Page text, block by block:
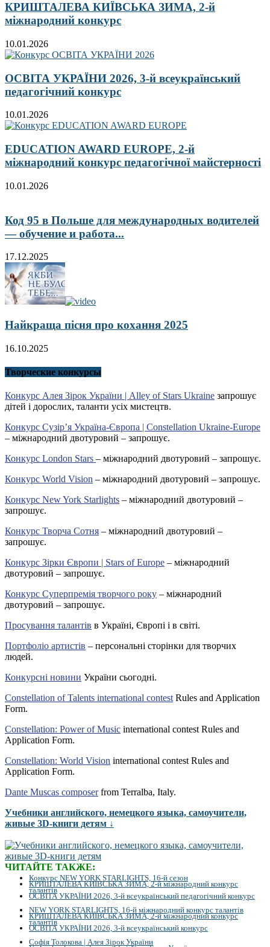
КРИШТАЛЕВА КИЇВСЬКА ЗИМА, 2-й
міжнародний конкурс
10.01.2026
ОСВІТА УКРАЇНИ 2026, 3-й всеукраїнський
педагогічний конкурс
10.01.2026
EDUCATION AWARD EUROPE, 2-й
міжнародний конкурс педагогічної майстерності
10.01.2026
Код 95 в Польше для международных водителей
— обучение и работа...
17.12.2025
Найкраща пісня про кохання 2025
16.10.2025
Творческие конкурсы
Конкурс Алея Зірок України | Alley of Stars Ukraine запрошує
дітей і дорослих, таланти усіх мистецтв.
Конкурс Сузір’я Україна-Європа | Constellation Ukraine-Europe
– міжнародний двотуровий – запрошує.
Конкурс London Stars – міжнародний двотуровий – запрошує.
Конкурс World Vision – міжнародний двотуровий – запрошує.
Конкурс New York Starlights – міжнародний двотуровий –
запрошує.
Конкурс Творча Сотня – міжнародний двотуровий –
запрошує.
Конкурс Зірки Європи | Stars of Europe – міжнародний
двотуровий – запрошує.
Конкурс Суперпремія творчого року – міжнародний
двотуровий – запрошує.
Просування талантів в Україні, Європі і в світі.
Портфоліо артистів – персональні сторінки для творчих
людей.
Конкурсні новини України сьогодні.
Constellation of Talents international contest Rules and Application
Form.
Constellation: Power of Music international contest Rules and
Application Form.
Constellation: World Vision international contest Rules and
Application Form.
Dante Muscas composerfrom Terralba, Italy.
Учебники английского, немецкого языка, самоучители,
живые 3D-книги детям ↓
ЧИТАЙТЕ ТАКЖЕ:
Конкурс NEW YORK STARLIGHTS, 16-й сезон
КРИШТАЛЕВА КИЇВСЬКА ЗИМА, 2-й міжнародний конкурс
талантів
ОСВІТА УКРАЇНИ 2026, 3-й всеукраїнський педагогічний конкурс
NEW YORK STARLIGHTS, 16-й міжнародний конкурс талантів
КРИШТАЛЕВА КИЇВСЬКА ЗИМА, 2-й міжнародний конкурс
талантів
ОСВІТА УКРАЇНИ 2026, 3-й всеукраїнський конкурс
Софія Толокова | Алея Зірок України